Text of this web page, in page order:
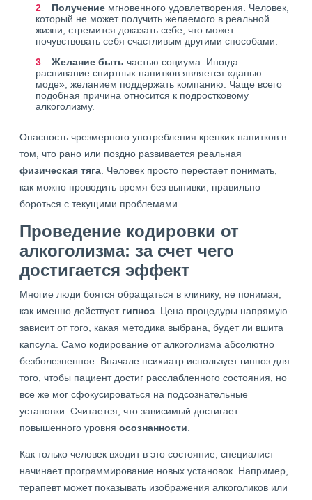
Получение мгновенного удовлетворения. Человек,
который не может получить желаемого в реальной
жизни, стремится доказать себе, что может
почувствовать себя счастливым другими способами.
Желание быть частью социума. Иногда
распивание спиртных напитков является «данью
моде», желанием поддержать компанию. Чаще всего
подобная причина относится к подростковому
алкоголизму.
Опасность чрезмерного употребления крепких напитков в
том, что рано или поздно развивается реальная
физическая тяга . Человек просто перестает понимать,
как можно проводить время без выпивки, правильно
бороться с текущими проблемами.
Проведение кодировки от
алкоголизма: за счет чего
достигается эффект
Многие люди боятся обращаться в клинику, не понимая,
как именно действует гипноз . Цена процедуры напрямую
зависит от того, какая методика выбрана, будет ли вшита
капсула. Само кодирование от алкоголизма абсолютно
безболезненное. Вначале психиатр использует гипноз для
того, чтобы пациент достиг расслабленного состояния, но
все же мог сфокусироваться на подсознательные
установки. Считается, что зависимый достигает
повышенного уровня осознанности
Как только человек входит в это состояние, специалист
начинает программирование новых установок. Например,
терапевт может показывать изображения алкоголиков или